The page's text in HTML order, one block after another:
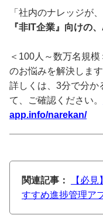
「社内のナレッジが
『非IT企業』向けの
＜100人～数万名規
のお悩みを解決します
詳しくは、3分で分か
て、ご確認ください。
app.info/narekan/
関連記事：
【必
すすめ進捗管理ア